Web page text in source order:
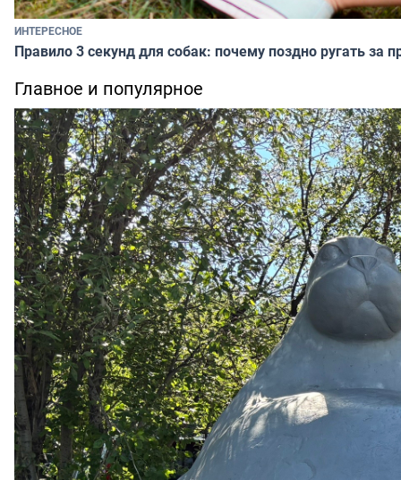
ИНТЕРЕСНОЕ
Правило 3 секунд для собак: почему поздно ругать за
Главное и популярное